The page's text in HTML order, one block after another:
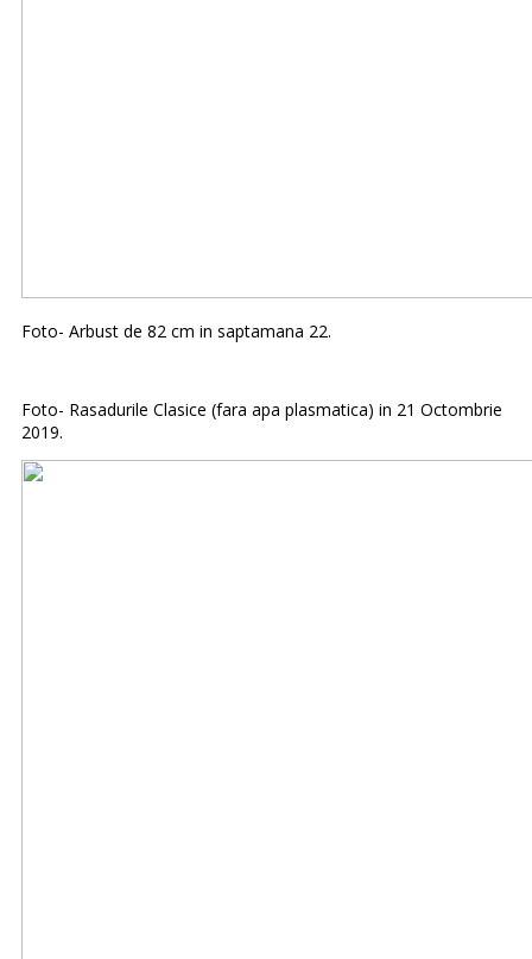
Foto- Arbust de 82 cm in saptamana 22.
Foto- Rasadurile Clasice (fara apa plasmatica) in 21 Octombrie
2019.